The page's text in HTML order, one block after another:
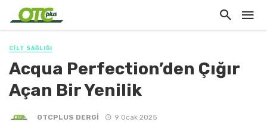
CİLT SAĞLIĞI
Acqua Perfection’den Çığır
Açan Bir Yenilik
OTCPLUS DERGİ 9 Ocak 2025